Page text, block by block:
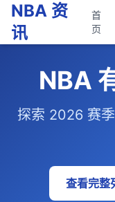
NBA 资
讯
首
页
NBA
探索 2026 赛
查看完整